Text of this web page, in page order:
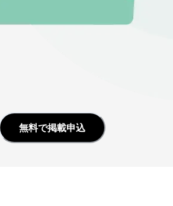
無料で掲載申込